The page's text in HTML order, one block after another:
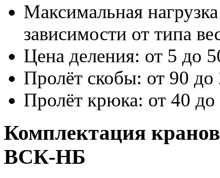
Максимальная
зависимости от типа
Цена деления: от 5 до
Пролёт скобы: от 90
Пролёт крюка: от 40
Комплектация
ВСК-НБ